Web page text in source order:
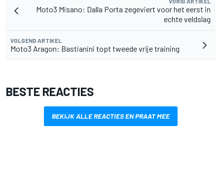
Moto3 Misano: Dalla Porta zegeviert voor het eerst in
echte veldslag
VOLGEND ARTIKEL
Moto3 Aragon: Bastianini topt tweede vrije training
BESTE REACTIES
BEKIJK ALLE REACTIES EN PRAAT MEE